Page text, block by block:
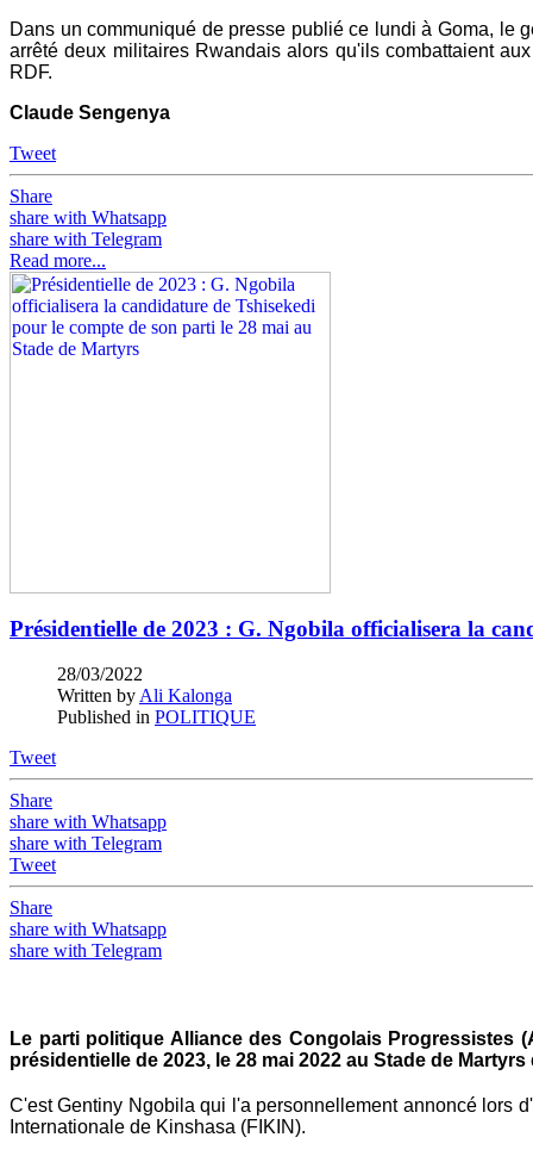
Dans un communiqué de presse publié ce lundi à Goma,
arrêté deux militaires Rwandais alors qu'ils combattaient
RDF.
Claude Sengenya
Tweet
Share
share with Whatsapp
share with Telegram
Read more...
Présidentielle de 2023 : G. Ngobila officialisera la
28/03/2022
Written by Ali Kalonga
Published in POLITIQUE
Tweet
Share
share with Whatsapp
share with Telegram
Tweet
Share
share with Whatsapp
share with Telegram
Le parti politique Alliance des Congolais Progressistes
présidentielle de 2023, le 28 mai 2022 au Stade de
C'est Gentiny Ngobila qui l'a personnellement annoncé lors
Internationale de Kinshasa (FIKIN).